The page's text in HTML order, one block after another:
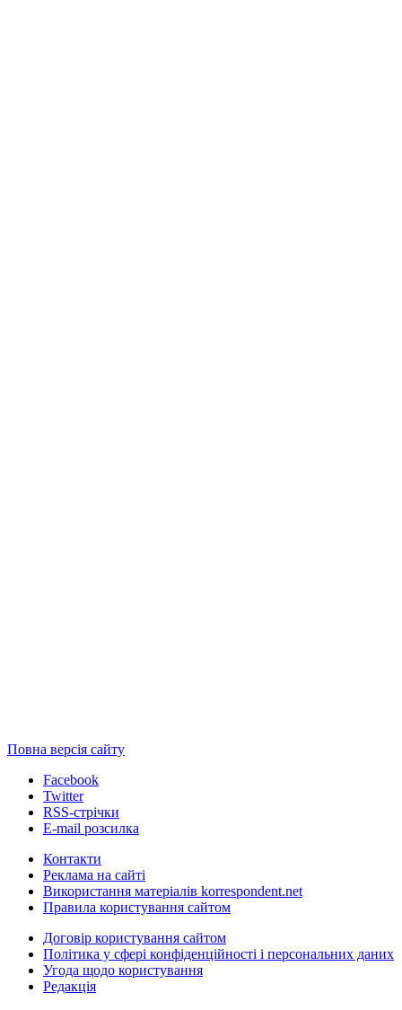
Повна версія сайту
Facebook
Twitter
RSS-стрічки
E-mail розсилка
Контакти
Реклама на сайті
Використання матеріалів korrespondent.net
Правила користування сайтом
Договір користування сайтом
Політика у сфері конфіденційності і персональних даних
Угода щодо користування
Редакція